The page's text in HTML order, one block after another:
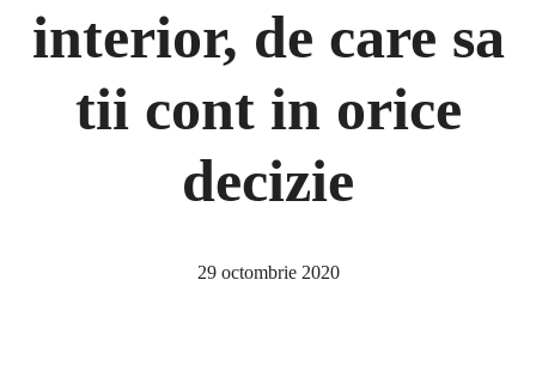
interior, de care sa
tii cont in orice
decizie
29 octombrie 2020